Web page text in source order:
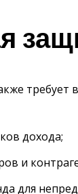
требует
дохода;
и
для